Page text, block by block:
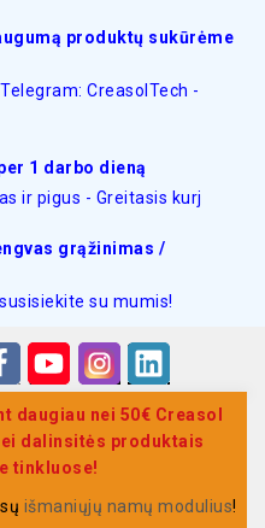
produktų sukūrėme
CreasolTech -
1 darbo dieną
ir pigus - Greitasis kurj
grąžinimas /
su mumis!
daugiau nei 50€ Creasol
dalinsitės produktais
tinkluose!
išmaniųjų namų modulius!